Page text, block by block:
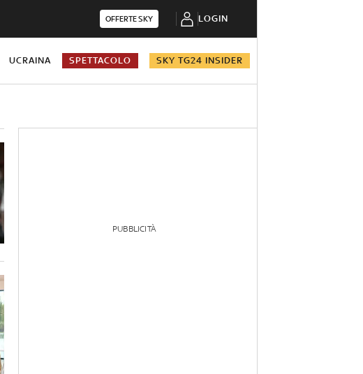
OFFERTE SKY LOGIN
UCRAINA SPETTACOLO SKY TG24 INSIDER
PUBBLICITÀ